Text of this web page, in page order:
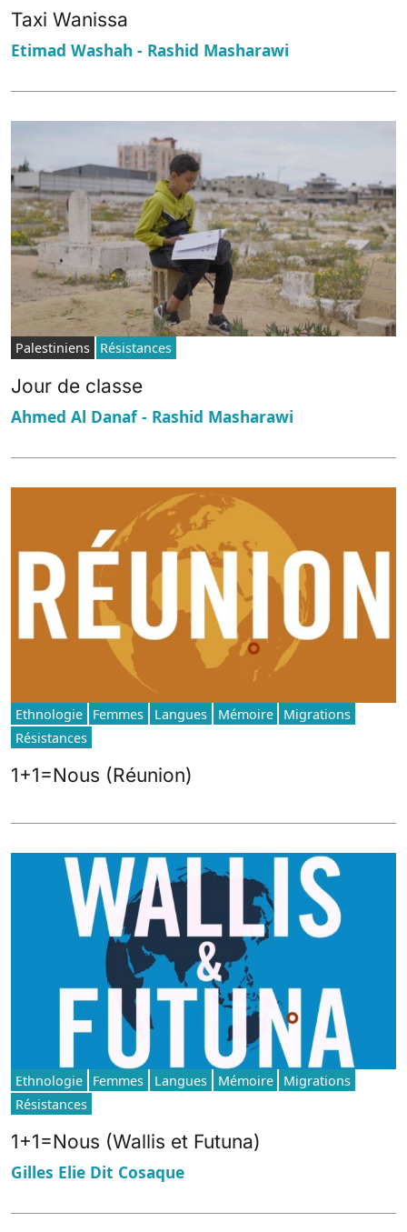
Taxi Wanissa
Etimad Washah - Rashid Masharawi
Palestiniens Résistances
Jour de classe
Ahmed Al Danaf - Rashid Masharawi
Ethnologie Femmes Langues Mémoire
Migrations
Résistances
1+1=Nous (Réunion)
Ethnologie Femmes Langues Mémoire
Migrations
Résistances
1+1=Nous (Wallis et Futuna)
Gilles Elie Dit Cosaque